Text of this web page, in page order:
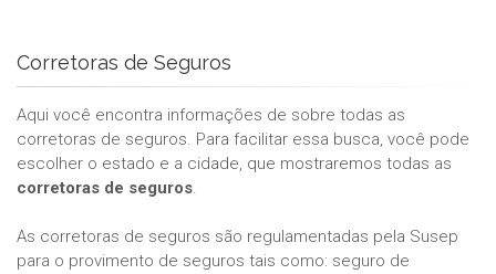
Corretoras de Seguros
Aqui você encontra informações de sobre todas as
corretoras de seguros. Para facilitar essa busca, você pode
escolher o estado e a cidade, que mostraremos todas as
corretoras de seguros.
As corretoras de seguros são regulamentadas pela Susep
para o provimento de seguros tais como: seguro de